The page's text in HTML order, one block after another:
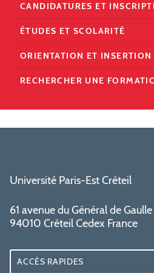
CANDIDATURES ET
ÉTUDES ET SCOLARITÉ
ORIENTATION ET INSERTION
RECHERCHER UNE
Université Paris-Est Créteil
61 avenue du Général de Gaulle
94010 Créteil Cedex France
ACCÈS RAPIDES